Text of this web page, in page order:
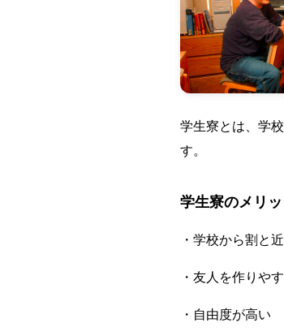
学生寮とは、学
す。
学生寮のメリッ
・学校から割と
・友人を作りや
・自由度が高い